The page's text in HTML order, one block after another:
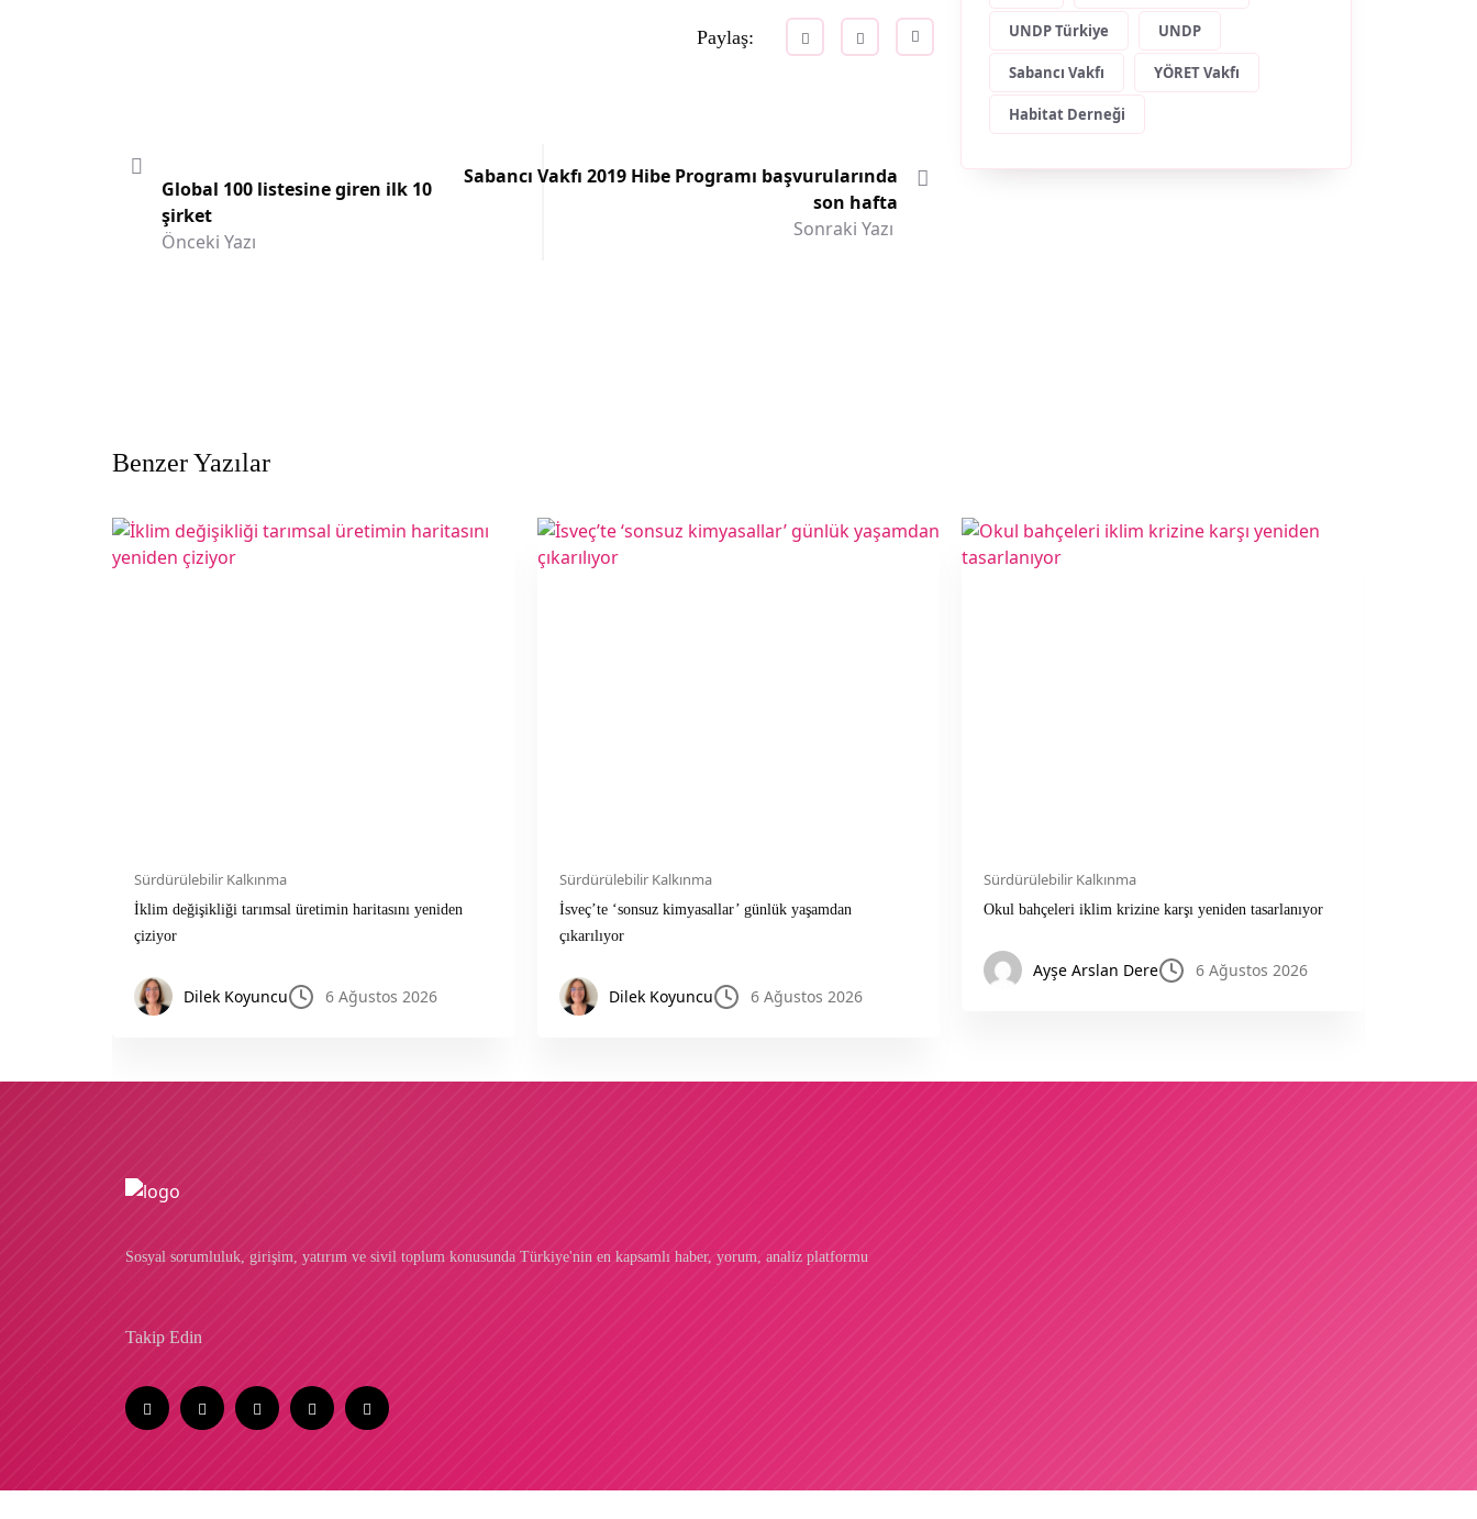
Paylaş:
Global 100 listesine giren ilk 10
şirket
Önceki Yazı
Sabancı Vakfı 2019 Hibe Programı başvurularında
son hafta
Sonraki Yazı
UNDP Türkiye UNDP
Sabancı Vakfı YÖRET Vakfı
Habitat Derneği
Benzer Yazılar
Sürdürülebilir Kalkınma
İklim değişikliği tarımsal üretimin haritasını yeniden
çiziyor
Dilek Koyuncu 6 Ağustos 2026
Sürdürülebilir Kalkınma
İsveç’te ‘sonsuz kimyasallar’ günlük yaşamdan
çıkarılıyor
Dilek Koyuncu 6 Ağustos 2026
Sürdürülebilir Kalkınma
Okul bahçeleri iklim krizine karşı yeniden tasarlanıyor
Ayşe Arslan Dere 6 Ağustos 2026
Sosyal sorumluluk, girişim, yatırım ve sivil toplum konusunda Türkiye'nin en kapsamlı haber, yorum, analiz platformu
Takip Edin